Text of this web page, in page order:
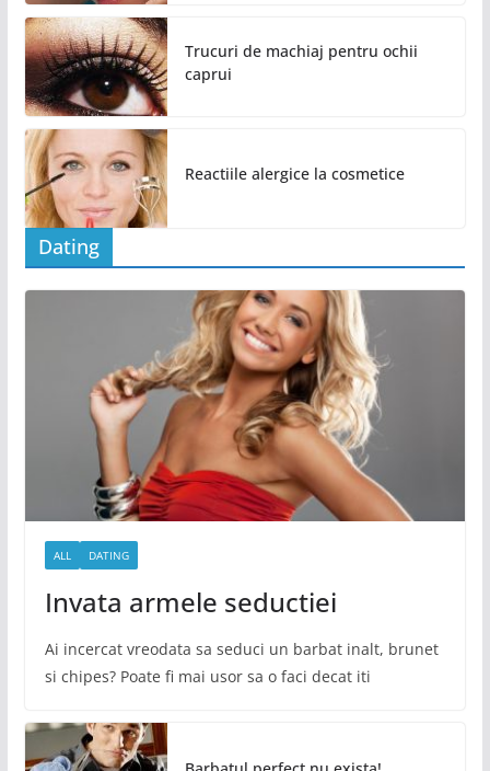
Trucuri de machiaj pentru ochii
caprui
Reactiile alergice la cosmetice
Dating
ALL DATING
Invata armele seductiei
Ai incercat vreodata sa seduci un barbat inalt, brunet
si chipes? Poate fi mai usor sa o faci decat iti